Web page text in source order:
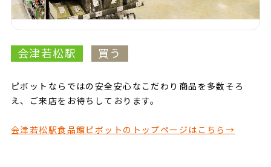
会津若松駅 買う
ピボットならではの安全安心なこだわり商品を多数そろ
え、ご来店をお待ちしております。
会津若松駅食品館ピボットのトップページはこちら→